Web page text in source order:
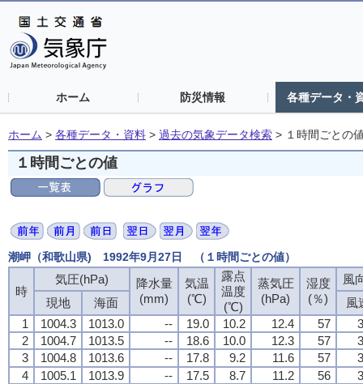
ホーム 防災情報 各種データ・
ホーム > 各種データ・資料 > 過去の気象データ検索 > １時間ごとの
１時間ごとの値
潮岬（和歌山県) 1992年9月27日 （１時間ごとの値）
時
気圧(hPa)
降水量
(mm)
気温
(℃)
露点
温度
(℃)
蒸気圧
(hPa)
湿度
(％)
風
現地
海面
風
1
1004.3 1013.0 -- 19.0 10.2 12.4 57
2
1004.7 1013.5 -- 18.6 10.0 12.3 57
3
1004.8 1013.6 -- 17.8 9.2 11.6 57
4
1005.1 1013.9 -- 17.5 8.7 11.2 56